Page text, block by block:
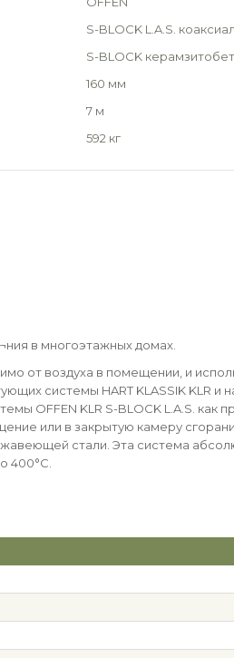
S-BLOCK L.A.S.
S-BLOCK
160 мм
7 м
592 кг
в многоэтажных домах.
от воздуха в помещении, и
системы HART KLASSIK KLR и
OFFEN KLR S-BLOCK L.A.S. как
или в закрытую камеру
стали. Эта система
400°С.